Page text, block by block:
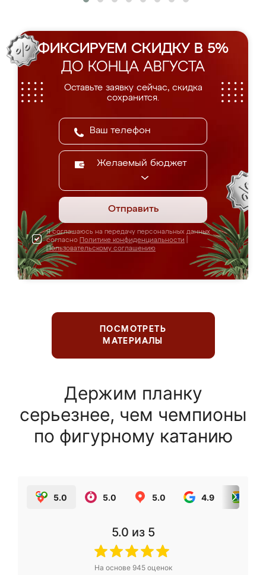
ФИКСИРУЕМ СКИДКУ В 5%
ДО КОНЦА АВГУСТА
Оставьте заявку сейчас, скидка
сохранится.
Желаемый бюджет
Отправить
Я соглашаюсь на передачу персональных данных
согласно Политике конфиденциальности
Пользовательскому соглашению
ПОСМОТРЕТЬ
МАТЕРИАЛЫ
Держим планку
серьезнее, чем чемпионы
по фигурному катанию
5.0 5.0 5.0 4.9
5.0 из 5
На основе 945оценок